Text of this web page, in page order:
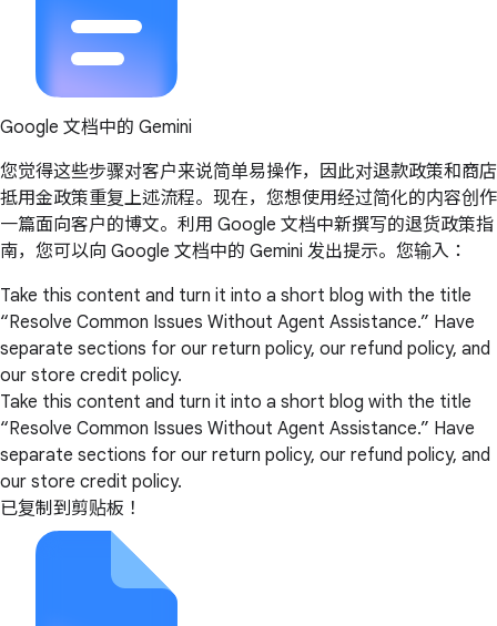
Google 文档中的 Gemini
您觉得这些步骤对客户来说简单易操作，因此对退款政策和商店
抵用金政策重复上述流程。现在，您想使用经过简化的内容创作
一篇面向客户的博文。利用 Google 文档中新撰写的退货政策指
南，您可以向 Google 文档中的 Gemini 发出提示。您输入：
Take this content and turn it into a short blog with the title
“Resolve Common Issues Without Agent Assistance.” Have
separate sections for our return policy, our refund policy, and
our store credit policy.
Take this content and turn it into a short blog with the title
“Resolve Common Issues Without Agent Assistance.” Have
separate sections for our return policy, our refund policy, and
our store credit policy.
已复制到剪贴板！